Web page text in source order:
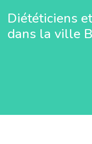
Diététiciens
dans la ville